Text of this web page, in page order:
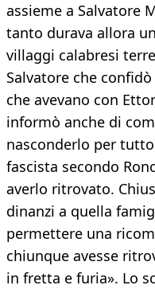
assieme a Salvatore
tanto durava allora
villaggi calabresi
Salvatore che
che avevano con
informò anche di
nasconderlo per
fascista secondo
averlo ritrovato.
dinanzi a quella
permettere una
chiunque avesse
in fretta e furia». Lo